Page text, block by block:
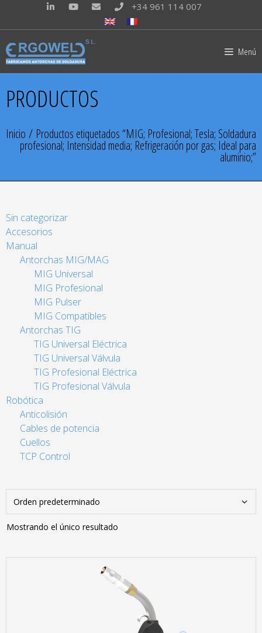
+34 961 114 007
Menú
PRODUCTOS
Inicio / Productos etiquetados “MIG; Profesional; Tesla; Soldadura
profesional; Intensidad media; Refrigeración por gas; Ideal para
aluminio;”
Sin categorizar
Accesorios
Manual
Antorchas MIG/MAG
MIG Universal
MIG Profesional
MIG Pulser
MIG Compatibles
Antorchas TIG
TIG Universal Eléctrica
TIG Universal Válvula
TIG Profesional Eléctrica
TIG Profesional Válvula
Robótica
Anticolisión
Cables de potencia
Cuellos
TCP Control
Mostrando el único resultado